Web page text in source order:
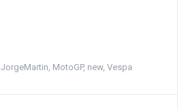
JorgeMartin MotoGP, new, Vespa